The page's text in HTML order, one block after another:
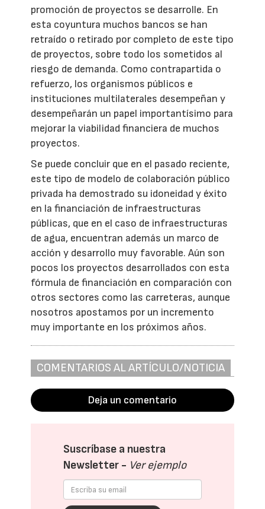
promoción de proyectos se desarrolle. En
esta coyuntura muchos bancos se han
retraído o retirado por completo de este tipo
de proyectos, sobre todo los sometidos al
riesgo de demanda. Como contrapartida o
refuerzo, los organismos públicos e
instituciones multilaterales desempeñan y
desempeñarán un papel importantísimo para
mejorar la viabilidad financiera de muchos
proyectos.
Se puede concluir que en el pasado reciente,
este tipo de modelo de colaboración público
privada ha demostrado su idoneidad y éxito
en la financiación de infraestructuras
públicas, que en el caso de infraestructuras
de agua, encuentran además un marco de
acción y desarrollo muy favorable. Aún son
pocos los proyectos desarrollados con esta
fórmula de financiación en comparación con
otros sectores como las carreteras, aunque
nosotros apostamos por un incremento
muy importante en los próximos años.
COMENTARIOS AL ARTÍCULO/NOTICIA
Deja un comentario
Suscríbase a nuestra
Newsletter - Ver ejemplo